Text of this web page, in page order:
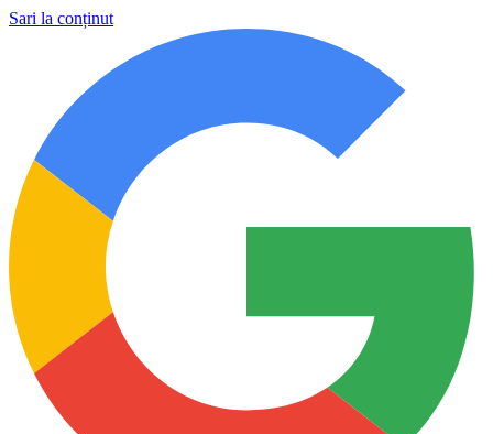
Sari la conținut